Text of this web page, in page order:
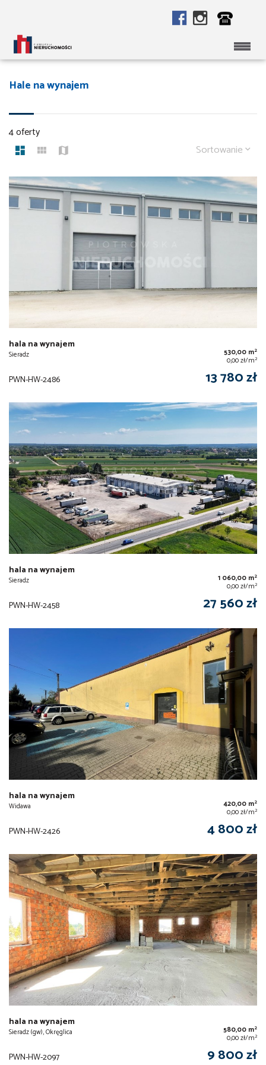
Hale na wynajem
4 oferty
Sortowanie
hala na wynajem
Sieradz 530,00 m2
0,00 zł/m2
PWN-HW-2486 13 780 zł
hala na wynajem
Sieradz 1 060,00 m2
0,00 zł/m2
PWN-HW-2458 27 560 zł
hala na wynajem
Widawa 420,00 m2
0,00 zł/m2
PWN-HW-2426 4 800 zł
hala na wynajem
Sieradz (gw), Okręglica 580,00 m2
0,00 zł/m2
PWN-HW-2097 9 800 zł